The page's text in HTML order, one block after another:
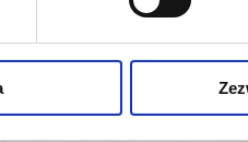
RECITAL
Poznań